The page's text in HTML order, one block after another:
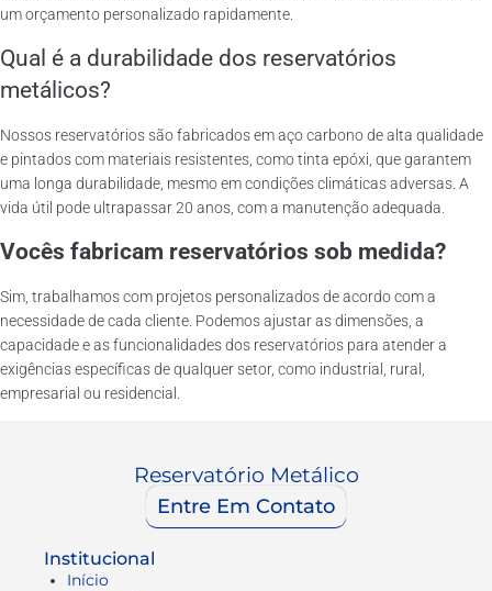
um orçamento personalizado rapidamente.
Qual é a durabilidade dos reservatórios
metálicos?
Nossos reservatórios são fabricados em aço carbono de alta qualidade
e pintados com materiais resistentes, como tinta epóxi, que garantem
uma longa durabilidade, mesmo em condições climáticas adversas. A
vida útil pode ultrapassar 20 anos, com a manutenção adequada.
Vocês fabricam reservatórios sob medida?
Sim, trabalhamos com projetos personalizados de acordo com a
necessidade de cada cliente. Podemos ajustar as dimensões, a
capacidade e as funcionalidades dos reservatórios para atender a
exigências específicas de qualquer setor, como industrial, rural,
empresarial ou residencial.
Reservatório Metálico
Entre Em Contato
Institucional
Início